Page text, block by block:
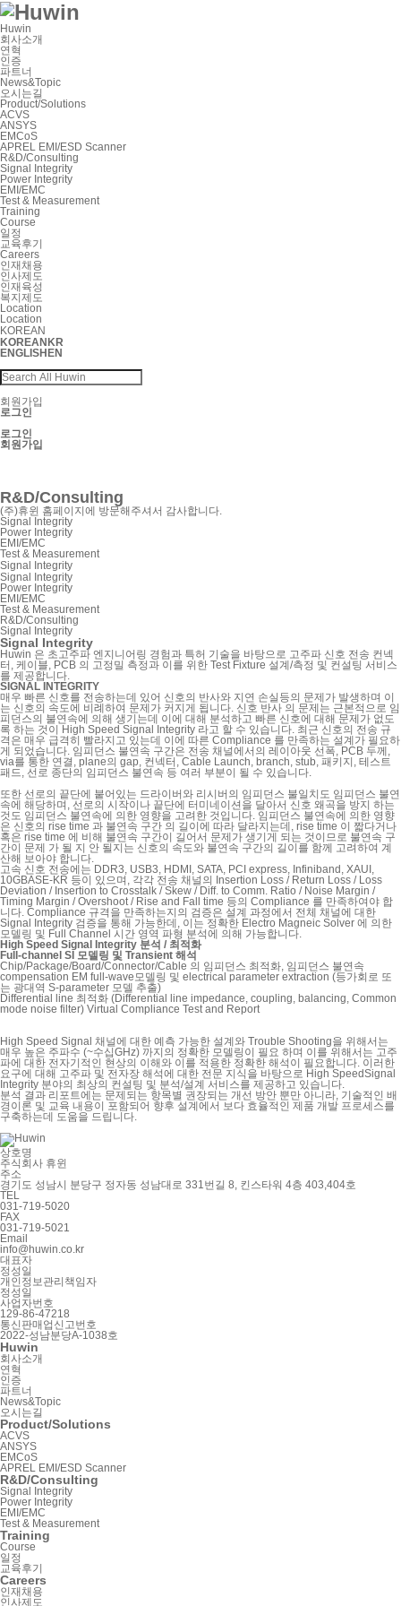
Huwin
회사소개
연혁
인증
파트너
News&Topic
오시는길
Product/Solutions
ACVS
ANSYS
EMCoS
APREL EMI/ESD Scanner
R&D/Consulting
Signal Integrity
Power Integrity
EMI/EMC
Test & Measurement
Training
Course
일정
교육후기
Careers
인재채용
인사제도
인재육성
복지제도
Location
Location
KOREAN
KOREANKR
ENGLISHEN
회원가입
로그인
로그인
회원가입
R&D/Consulting
(주)휴윈 홈페이지에 방문해주셔서 감사합니다.
Signal Integrity
Power Integrity
EMI/EMC
Test & Measurement
Signal Integrity
Signal Integrity
Power Integrity
EMI/EMC
Test & Measurement
R&D/Consulting
Signal Integrity
Signal Integrity
Huwin 은 초고주파 엔지니어링 경험과 특허 기술을 바탕으로 고주파 신호 전송 컨넥
터, 케이블, PCB 의 고정밀 측정과 이를 위한 Test Fixture 설계/측정 및 컨설팅 서비스
를 제공합니다.
SIGNAL INTEGRITY
매우 빠른 신호를 전송하는데 있어 신호의 반사와 지연 손실등의 문제가 발생하며 이
는 신호의 속도에 비례하여 문제가 커지게 됩니다. 신호 반사 의 문제는 근본적으로 임
피던스의 불연속에 의해 생기는데 이에 대해 분석하고 빠른 신호에 대해 문제가 없도
록 하는 것이 High Speed Signal Integrity 라고 할 수 있습니다. 최근 신호의 전송 규
격은 매우 급격히 빨라지고 있는데 이에 따른 Compliance 를 만족하는 설계가 필요하
게 되었습니다. 임피던스 불연속 구간은 전송 채널에서의 레이아웃 선폭, PCB 두께,
via를 통한 연결, plane의 gap, 컨넥터, Cable Launch, branch, stub, 패키지, 테스트
패드, 선로 종단의 임피던스 불연속 등 여러 부분이 될 수 있습니다.
또한 선로의 끝단에 붙어있는 드라이버와 리시버의 임피던스 불일치도 임피던스 불연
속에 해당하며, 선로의 시작이나 끝단에 터미네이션을 달아서 신호 왜곡을 방지 하는
것도 임피던스 불연속에 의한 영향을 고려한 것입니다. 임피던스 불연속에 의한 영향
은 신호의 rise time 과 불연속 구간 의 길이에 따라 달라지는데, rise time 이 짧다거나
혹은 rise time 에 비해 불연속 구간이 길어서 문제가 생기게 되는 것이므로 불연속 구
간이 문제 가 될 지 안 될지는 신호의 속도와 불연속 구간의 길이를 함께 고려하여 계
산해 보아야 합니다.
고속 신호 전송에는 DDR3, USB3, HDMI, SATA, PCI express, Infiniband, XAUI,
10GBASE-KR 등이 있으며, 각각 전송 채널의 Insertion Loss / Return Loss / Loss
Deviation / Insertion to Crosstalk / Skew / Diff. to Comm. Ratio / Noise Margin /
Timing Margin / Overshoot / Rise and Fall time 등의 Compliance 를 만족하여야 합
니다. Compliance 규격을 만족하는지의 검증은 설계 과정에서 전체 채널에 대한
Signal Integrity 검증을 통해 가능한데, 이는 정확한 Electro Magneic Solver 에 의한
모델링 및 Full Channel 시간 영역 파형 분석에 의해 가능합니다.
High Speed Signal Integrity 분석 / 최적화
Full-channel SI 모델링 및 Transient 해석
Chip/Package/Board/Connector/Cable 의 임피던스 최적화, 임피던스 불연속
compensation EM full-wave모델링 및 electrical parameter extraction (등가회로 또
는 광대역 S-parameter 모델 추출)
Differential line 최적화 (Differential line impedance, coupling, balancing, Common
mode noise filter) Virtual Compliance Test and Report
High Speed Signal 채널에 대한 예측 가능한 설계와 Trouble Shooting을 위해서는
매우 높은 주파수 (~수십GHz) 까지의 정확한 모델링이 필요 하며 이를 위해서는 고주
파에 대한 전자기적인 현상의 이해와 이를 적용한 정확한 해석이 필요합니다. 이러한
요구에 대해 고주파 및 전자장 해석에 대한 전문 지식을 바탕으로 High SpeedSignal
Integrity 분야의 최상의 컨설팅 및 분석/설계 서비스를 제공하고 있습니다.
분석 결과 리포트에는 문제되는 항목별 권장되는 개선 방안 뿐만 아니라, 기술적인 배
경이론 및 교육 내용이 포함되어 향후 설계에서 보다 효율적인 제품 개발 프로세스를
구축하는데 도움을 드립니다.
상호명
주식회사 휴윈
주소
경기도 성남시 분당구 정자동 성남대로 331번길 8, 킨스타워 4층 403,404호
TEL
031-719-5020
FAX
031-719-5021
Email
info@huwin.co.kr
대표자
정성일
개인정보관리책임자
정성일
사업자번호
129-86-47218
통신판매업신고번호
2022-성남분당A-1038호
Huwin
회사소개
연혁
인증
파트너
News&Topic
오시는길
Product/Solutions
ACVS
ANSYS
EMCoS
APREL EMI/ESD Scanner
R&D/Consulting
Signal Integrity
Power Integrity
EMI/EMC
Test & Measurement
Training
Course
일정
교육후기
Careers
인재채용
인사제도